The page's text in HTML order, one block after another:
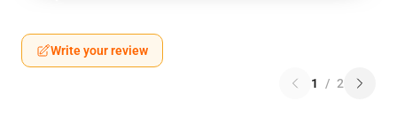
Write your review
1 / 2